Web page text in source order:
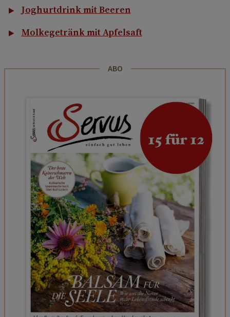
Joghurtdrink mit Beeren
Molkegetränk mit Apfelsaft
ABO